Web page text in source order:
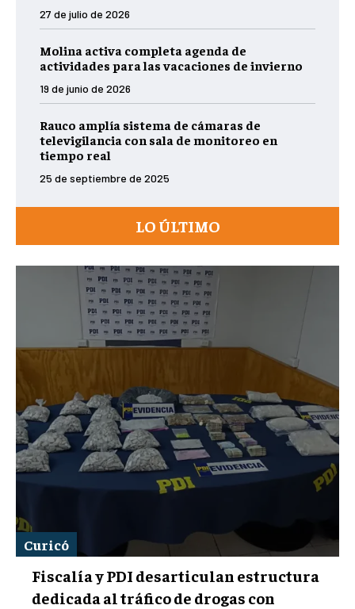
27 de julio de 2026
Molina activa completa agenda de
actividades para las vacaciones de invierno
19 de junio de 2026
Rauco amplía sistema de cámaras de
televigilancia con sala de monitoreo en
tiempo real
25 de septiembre de 2025
LO ÚLTIMO
Curicó
Fiscalía y PDI desarticulan estructura
dedicada al tráfico de drogas con